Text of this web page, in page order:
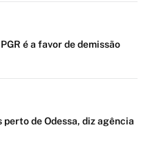
é a favor de demissão
de Odessa, diz agência